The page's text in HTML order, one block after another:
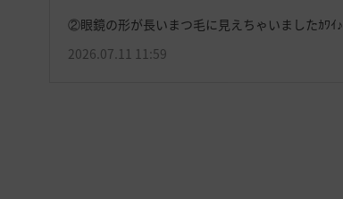
②眼鏡の形が長いまつ毛に見えちゃいましたｶﾜｲ♪
2026.07.11 11:59